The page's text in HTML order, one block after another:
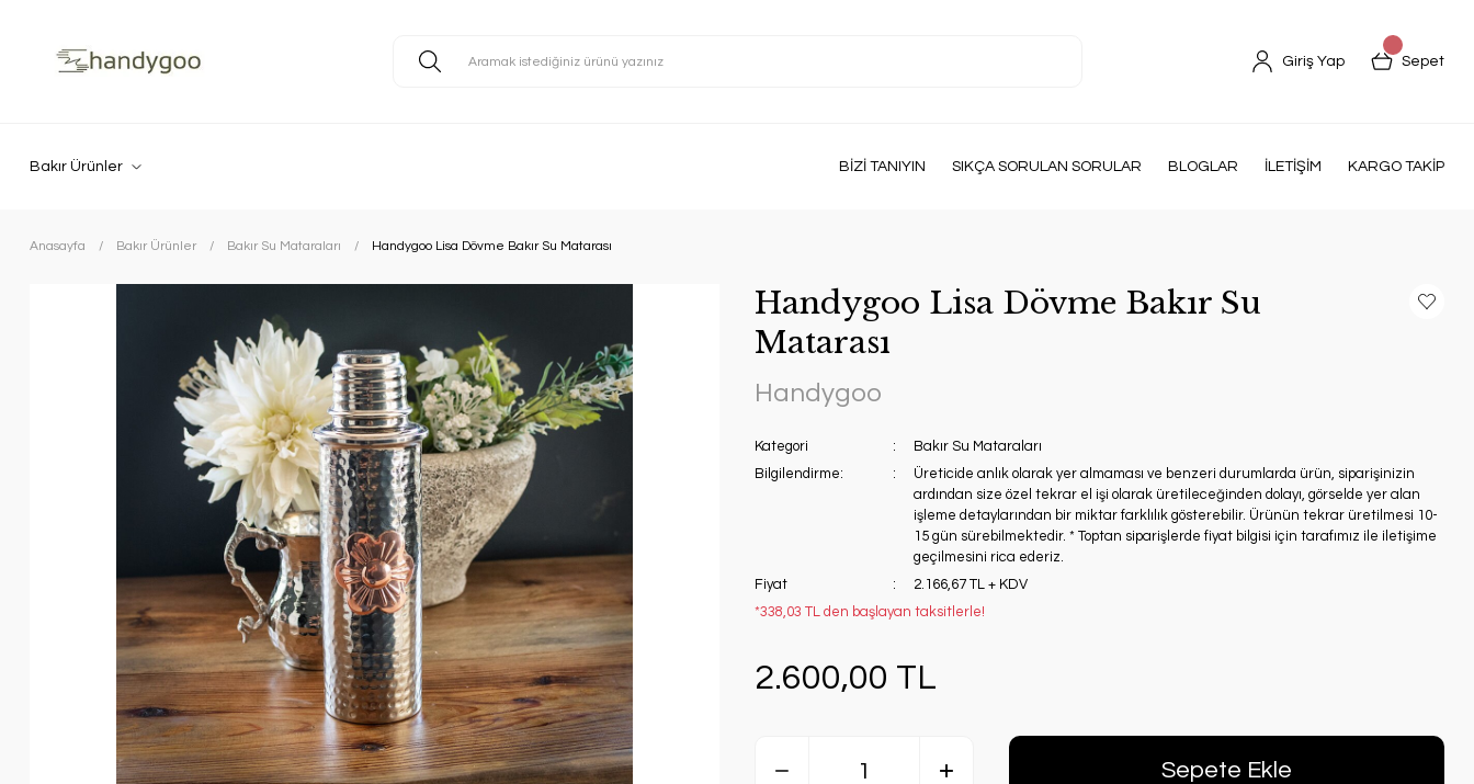
Giriş Yap Sepet
Bakır Ürünler BİZİ TANIYIN SIKÇA SORULAN SORULAR BLOGLAR İLETİŞİM KARGO TAKİP
Anasayfa Bakır Ürünler Bakır Su Mataraları Handygoo Lisa Dövme Bakır Su Matarası
Handygoo Lisa Dövme Bakır Su
Matarası
Handygoo
Kategori
Bakır Su Mataraları
Bilgilendirme:
Üreticide anlık olarak yer almaması ve benzeri durumlarda ürün, siparişinizin
ardından size özel tekrar el işi olarak üretileceğinden dolayı, görselde yer alan
işleme detaylarından bir miktar farklılık gösterebilir. Ürünün tekrar üretilmesi 10-
15 gün sürebilmektedir. * Toptan siparişlerde fiyat bilgisi için tarafımız ile iletişime
geçilmesini rica ederiz.
Fiyat
2.166,67 TL + KDV
*338,03 TL den başlayan taksitlerle!
2.600,00 TL
Sepete Ekle